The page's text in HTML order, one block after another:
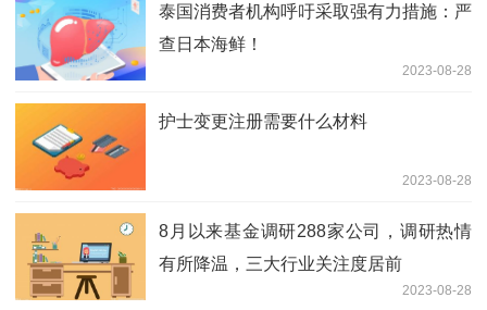
泰国消费者机构呼吁采取强有力措施：严
查日本海鲜！
2023-08-28
护士变更注册需要什么材料
2023-08-28
8月以来基金调研288家公司，调研热情
有所降温，三大行业关注度居前
2023-08-28